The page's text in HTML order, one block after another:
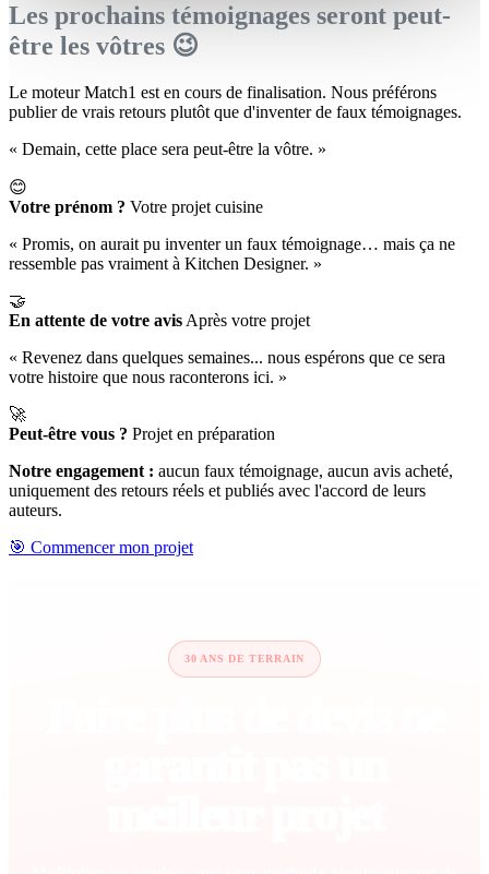
Les prochains témoignages seront peut-
être les vôtres 😉
Le moteur Match1 est en cours de finalisation. Nous préférons
publier de vrais retours plutôt que d'inventer de faux témoignages.
« Demain, cette place sera peut-être la vôtre. »
😊
Votre prénom ? Votre projet cuisine
« Promis, on aurait pu inventer un faux témoignage… mais ça ne
ressemble pas vraiment à Kitchen Designer. »
🤝
En attente de votre avis Après votre projet
« Revenez dans quelques semaines... nous espérons que ce sera
votre histoire que nous raconterons ici. »
🚀
Peut-être vous ? Projet en préparation
Notre engagement : aucun faux témoignage, aucun avis acheté,
uniquement des retours réels et publiés avec l'accord de leurs
auteurs.
🎯 Commencer mon projet
30 ANS DE TERRAIN